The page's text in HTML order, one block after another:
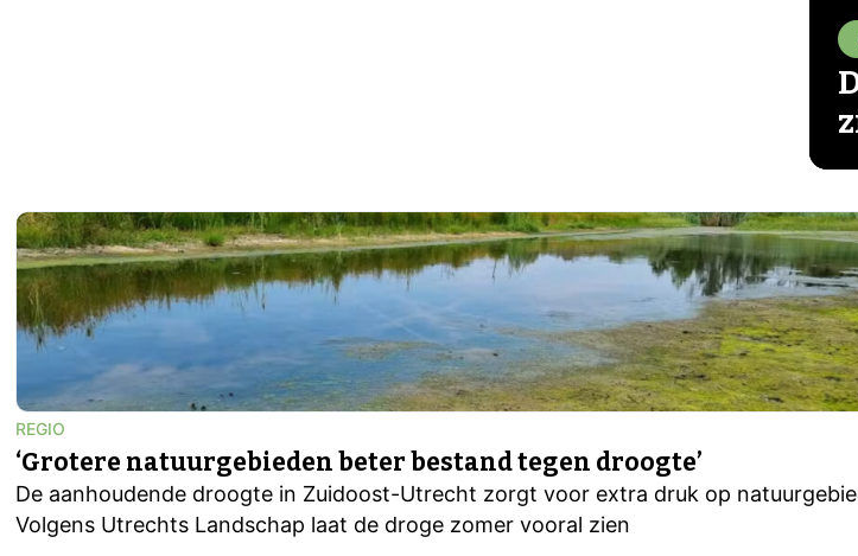
REGIO
‘Grotere natuurgebieden beter bestand tegen droogte’
De aanhoudende droogte in Zuidoost-Utrecht zorgt voor extra druk op
Volgens Utrechts Landschap laat de droge zomer vooral zien